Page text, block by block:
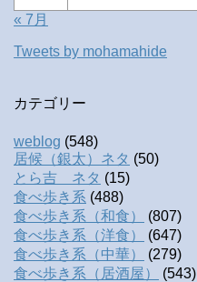
« 7月
Tweets by mohamahide
カテゴリー
weblog (548)
居候（銀太）ネタ (50)
とら吉 ネタ (15)
食べ歩き系 (488)
食べ歩き系（和食）
(807)
食べ歩き系（洋食）
(647)
食べ歩き系（中華）
(279)
食べ歩き系（居酒屋）
(543)